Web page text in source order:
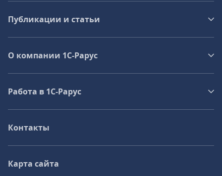
Публикации и статьи
О компании 1C-Рарус
Работа в 1С‑Рарус
Контакты
Карта сайта